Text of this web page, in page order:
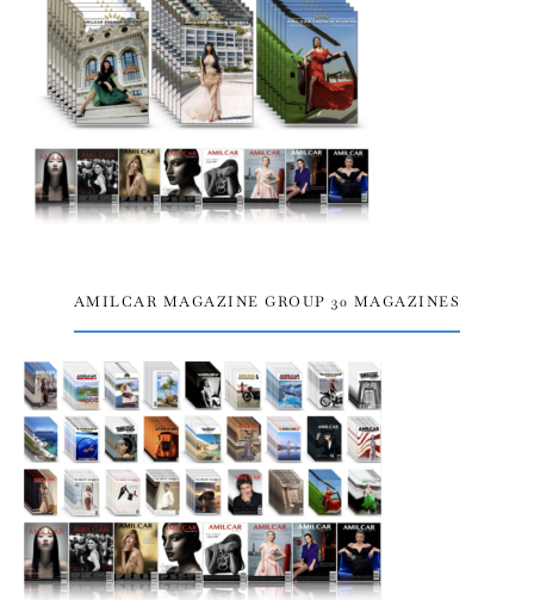
AMILCAR MAGAZINE GROUP 30 MAGAZINES